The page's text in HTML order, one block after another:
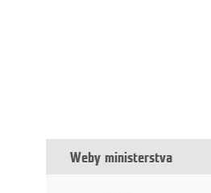
Weby ministerstva